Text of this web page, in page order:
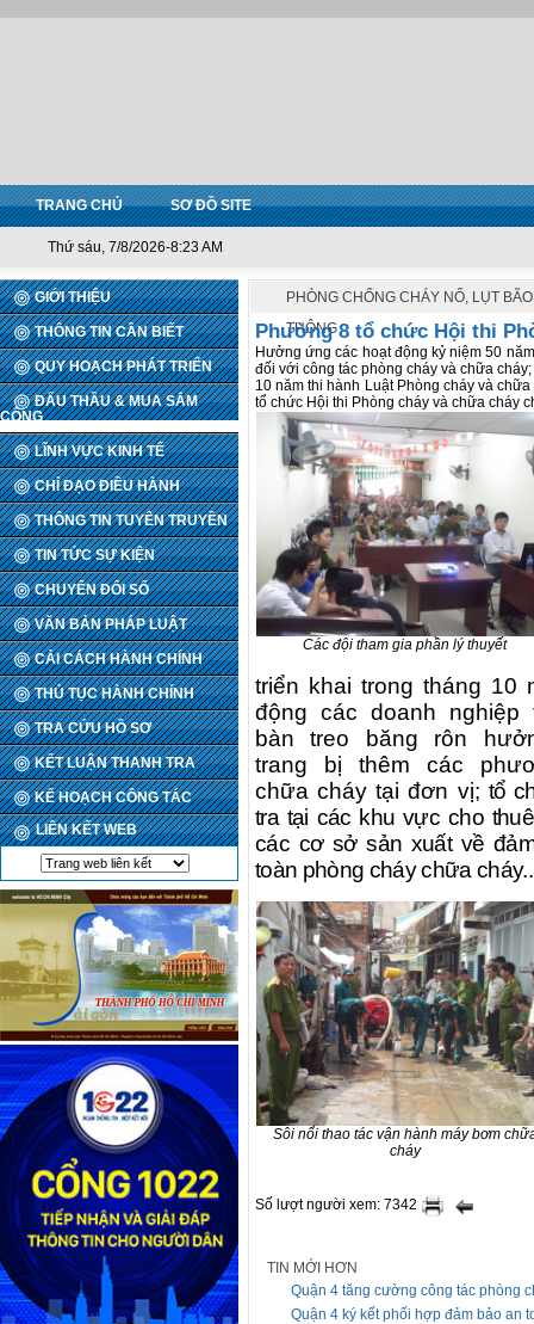
TRANG CHỦ SƠ ĐỒ SITE
Thứ sáu, 7/8/2026-8:23 AM
GIỚI THIỆU
THÔNG TIN CẦN BIẾT
QUY HOẠCH PHÁT TRIỂN
ĐẤU THẦU & MUA SẮM
CÔNG
LĨNH VỰC KINH TẾ
CHỈ ĐẠO ĐIỀU HÀNH
THÔNG TIN TUYÊN TRUYỀN
TIN TỨC SỰ KIỆN
CHUYỂN ĐỔI SỐ
VĂN BẢN PHÁP LUẬT
CẢI CÁCH HÀNH CHÍNH
THỦ TỤC HÀNH CHÍNH
TRA CỨU HỒ SƠ
KẾT LUẬN THANH TRA
KẾ HOẠCH CÔNG TÁC
LIÊN KẾT WEB
PHÒNG CHỐNG CHÁY NỔ, LỤT
THÔNG
Phường 8 tổ chức Hội thi
Hưởng ứng các hoạt động kỷ niệm 50
đối với công tác phòng cháy và chữa
10 năm thi hành Luật Phòng cháy và
tổ chức Hội thi Phòng cháy và chữa cháy
Các đội tham gia phần lý thuyết
triển khai trong tháng 10
động các doanh nghiệp
bàn treo băng rôn
trang bị thêm các
chữa cháy tại đơn vị; tổ
tra tại các khu vực cho
các cơ sở sản xuất về
toàn phòng cháy chữa
Sôi nổi thao tác vận hành máy bơm
cháy
Số lượt người xem: 7342
TIN MỚI HƠN
Quận 4 tăng cường công tác phòng
Quận 4 ký kết phối hợp đảm bảo an